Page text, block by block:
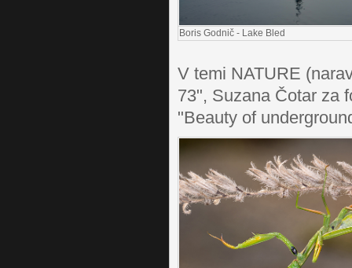
Boris Godnič - Lake Bled
V temi NATURE
73", Suzana Čotar za
"Beauty of